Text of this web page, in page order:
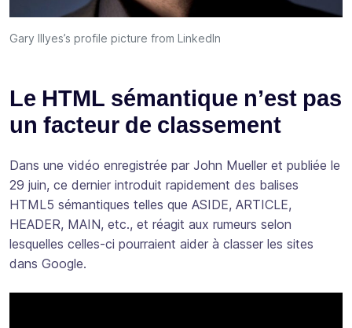
Gary Illyes’s profile picture from LinkedIn
Le HTML sémantique n’est pas
un facteur de classement
Dans une vidéo enregistrée par John Mueller et publiée le
29 juin, ce dernier introduit rapidement des balises
HTML5 sémantiques telles que ASIDE, ARTICLE,
HEADER, MAIN, etc., et réagit aux rumeurs selon
lesquelles celles-ci pourraient aider à classer les sites
dans Google.